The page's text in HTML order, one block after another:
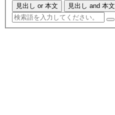
見出し or 本文 見出し and 本文